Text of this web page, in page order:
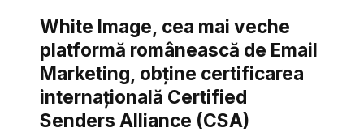
White Image, cea mai veche
platformă românească de Email
Marketing, obține certificarea
internațională Certified
Senders Alliance (CSA)